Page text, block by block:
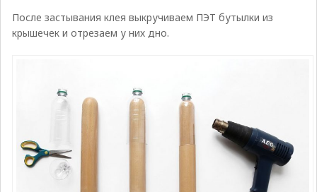
После застывания клея выкручиваем ПЭТ бутылки из
крышечек и отрезаем у них дно.